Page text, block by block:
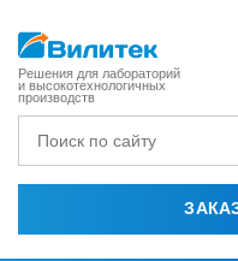
Решения для лабораторий
и высокотехнологичных
производств